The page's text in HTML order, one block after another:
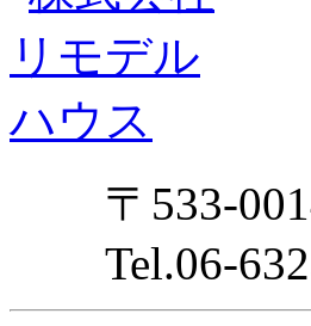
〒533-
Tel.06-